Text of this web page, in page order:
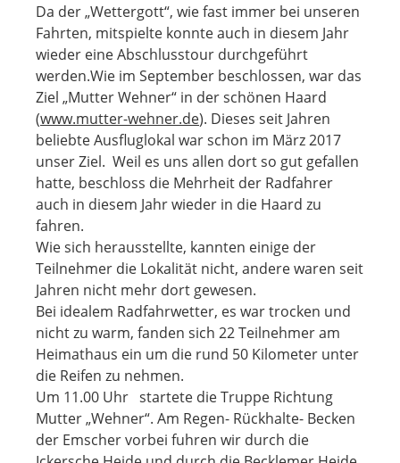
Da der „Wettergott“, wie fast immer bei unseren
Fahrten, mitspielte konnte auch in diesem Jahr
wieder eine Abschlusstour durchgeführt
werden.Wie im September beschlossen, war das
Ziel „Mutter Wehner“ in der schönen Haard
(www.mutter-wehner.de). Dieses seit Jahren
beliebte Ausfluglokal war schon im März 2017
unser Ziel. Weil es uns allen dort so gut gefallen
hatte, beschloss die Mehrheit der Radfahrer
auch in diesem Jahr wieder in die Haard zu
fahren.
Wie sich herausstellte, kannten einige der
Teilnehmer die Lokalität nicht, andere waren seit
Jahren nicht mehr dort gewesen.
Bei idealem Radfahrwetter, es war trocken und
nicht zu warm, fanden sich 22 Teilnehmer am
Heimathaus ein um die rund 50 Kilometer unter
die Reifen zu nehmen.
Um 11.00 Uhr startete die Truppe Richtung
Mutter „Wehner“. Am Regen- Rückhalte- Becken
der Emscher vorbei fuhren wir durch die